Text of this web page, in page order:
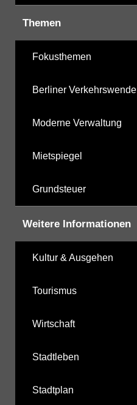
Themen
Fokusthemen
Berliner Verkehrswende
Moderne Verwaltung
Mietspiegel
Grundsteuer
Weitere Informationen
Kultur & Ausgehen
Tourismus
Wirtschaft
Stadtleben
Stadtplan